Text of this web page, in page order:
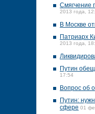
Смягчение
2013 года,
В Москве
Патриарх
2013 года,
Путин
17:54
Вопрос об
Путин:
сфере 01